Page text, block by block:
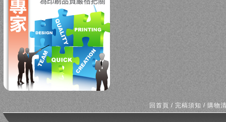
回首頁 /完稿須知 /購物